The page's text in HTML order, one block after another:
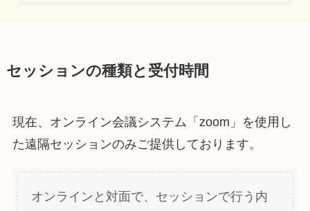
セッションの種類と受付時間
現在、オンライン会議システム「zoom」を使用し
た遠隔セッションのみご提供しております。
オンラインと対面で、セッションで行う内